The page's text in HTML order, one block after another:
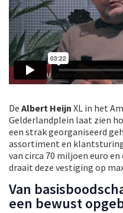
De Albert Heijn XL in het
Gelderlandplein laat zien
een strak georganiseerd
assortiment en
van circa 70 miljoen euro
draait deze vestiging op
Van
een bewust